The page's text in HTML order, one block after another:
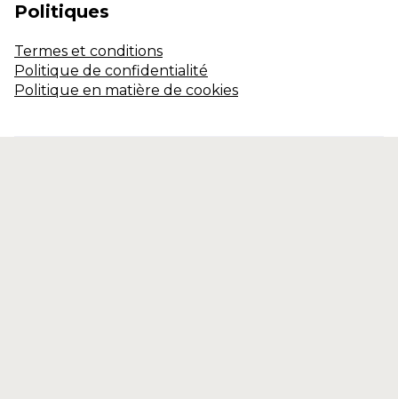
Politiques
Termes et conditions
Politique de confidentialité
Politique en matière de cookies